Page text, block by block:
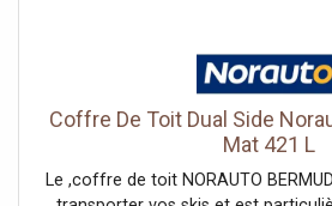
pourrez pas installer le coffre de
Bermude. Vous pouvez acheter
directement chez
Coffre De Toit Dual Side
Mat 421 L
Le ,coffre de toit NORAUTO